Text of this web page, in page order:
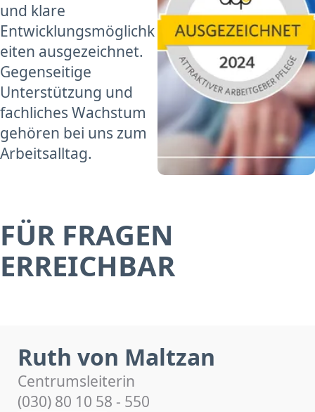
und klare
Entwicklungsmöglichk
eiten ausgezeichnet.
Gegenseitige
Unterstützung und
fachliches Wachstum
gehören bei uns zum
Arbeitsalltag.
FÜR FRAGEN
ERREICHBAR
Ruth von Maltzan
Centrumsleiterin
(030) 80 10 58 - 550